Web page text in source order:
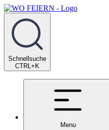
Schnellsuche
CTRL+K
Menu